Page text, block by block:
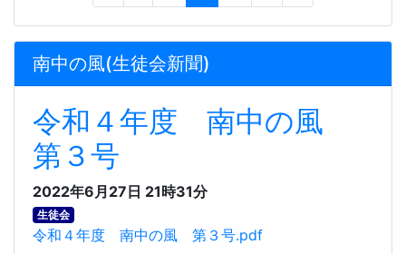
南中の風(生徒会新聞)
令和４年度 南中の風
第３号
2022年6月27日 21時31分
生徒会
令和４年度 南中の風 第３号.pdf